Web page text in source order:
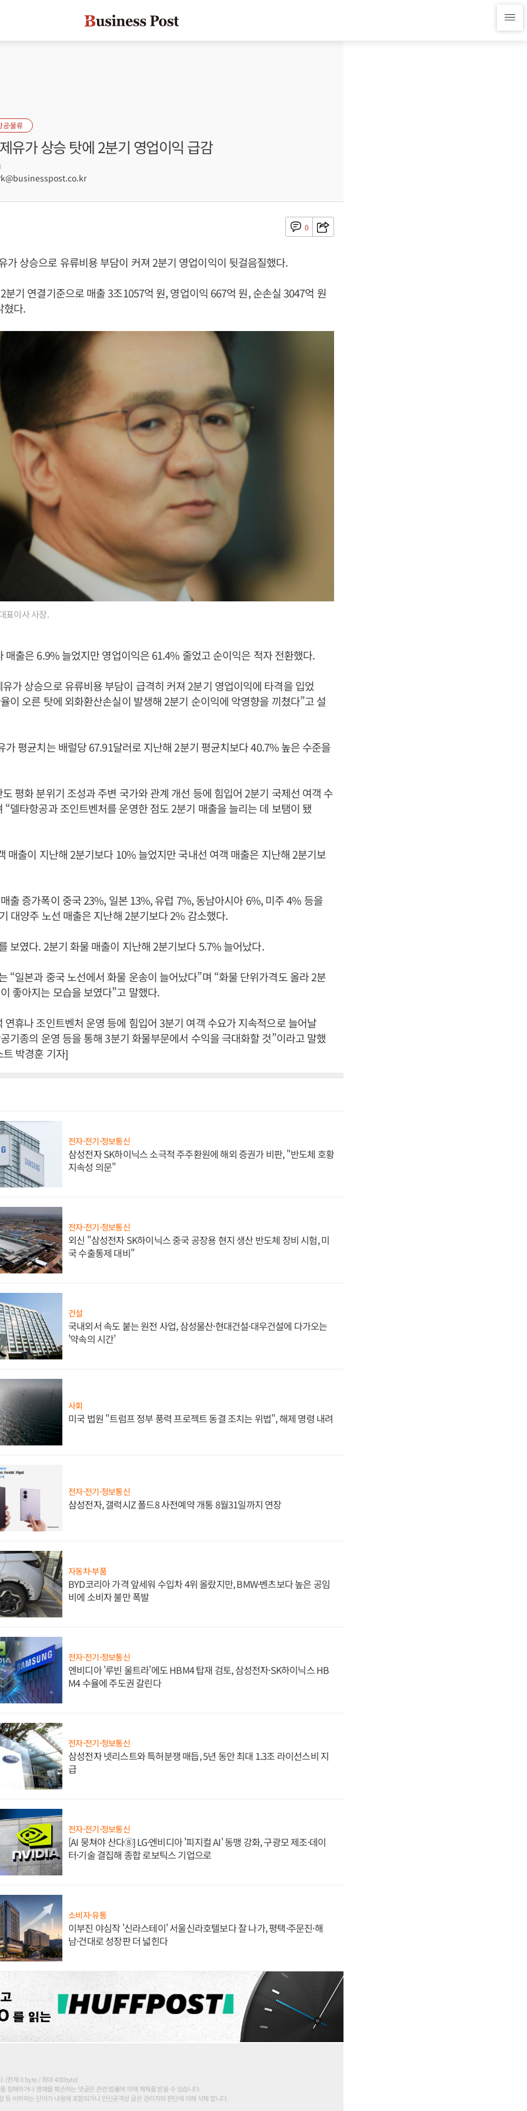
공·물류
유가 상승 탓에 2분기 영업이익 급감
0
가 상승으로 유류비용 부담이 커져 2분기 영업이익이 뒷걸음질했다.
분기 연결기준으로 매출 3조1057억 원, 영업이익 667억 원, 순손실 3047억 원
혔다.
표이사 사장.
매출은 6.9% 늘었지만 영업이익은 61.4% 줄었고 순이익은 적자 전환했다.
가 상승으로 유류비용 부담이 급격히 커져 2분기 영업이익에 타격을 입었
이 오른 탓에 외화환산손실이 발생해 2분기 순이익에 악영향을 끼쳤다”고 설
가 평균치는 배럴당 67.91달러로 지난해 2분기 평균치보다 40.7% 높은 수준을
평화 분위기 조성과 주변 국가와 관계 개선 등에 힘입어 2분기 국제선 여객 수
“델타항공과 조인트벤처를 운영한 점도 2분기 매출을 늘리는 데 보탬이 됐
매출이 지난해 2분기보다 10% 늘었지만 국내선 여객 매출은 지난해 2분기보
출 증가폭이 중국 23%, 일본 13%, 유럽 7%, 동남아시아 6%, 미주 4% 등을
대양주 노선 매출은 지난해 2분기보다 2% 감소했다.
보였다. 2분기 화물 매출이 지난해 2분기보다 5.7% 늘어났다.
“일본과 중국 노선에서 화물 운송이 늘어났다”며 “화물 단위가격도 올라 2분
좋아지는 모습을 보였다”고 말했다.
연휴나 조인트벤처 운영 등에 힘입어 3분기 여객 수요가 지속적으로 늘어날
기종의 운영 등을 통해 3분기 화물부문에서 수익을 극대화할 것”이라고 말했
박경훈 기자]
전자·전기·정보통신
삼성전자 SK하이닉스 소극적 주주환원에 해외 증권가 비판, "반도체 호황
지속성 의문"
전자·전기·정보통신
외신 "삼성전자 SK하이닉스 중국 공장용 현지 생산 반도체 장비 시험, 미
국 수출통제 대비"
건설
국내외서 속도 붙는 원전 사업, 삼성물산·현대건설·대우건설에 다가오는
'약속의 시간'
사회
미국 법원 "트럼프 정부 풍력 프로젝트 동결 조치는 위법", 해제 명령 내려
전자·전기·정보통신
삼성전자, 갤럭시Z 폴드8 사전예약 개통 8월31일까지 연장
자동차·부품
BYD코리아 가격 앞세워 수입차 4위 올랐지만, BMW·벤츠보다 높은 공임
비에 소비자 불만 폭발
전자·전기·정보통신
엔비디아 '루빈 울트라'에도 HBM4 탑재 검토, 삼성전자·SK하이닉스 HB
M4 수율에 주도권 갈린다
전자·전기·정보통신
삼성전자 넷리스트와 특허분쟁 매듭, 5년 동안 최대 1.3조 라이선스비 지
급
전자·전기·정보통신
[AI 뭉쳐야 산다⑧] LG·엔비디아 '피지컬 AI' 동맹 강화, 구광모 제조·데이
터·기술 결집해 종합 로보틱스 기업으로
소비자·유통
이부진 야심작 '신라스테이' 서울신라호텔보다 잘 나가, 평택·주문진·해
남·건대로 성장판 더 넓힌다
. (현재 0 byte / 최대 400byte)
침해하거나 명예를 훼손하는 댓글은 관련 법률에 의해 제재를 받을 수 있습니다.
등 비하하는 단어가 내용에 포함되거나 인신공격성 글은 관리자의 판단에 의해 삭제 합니다.